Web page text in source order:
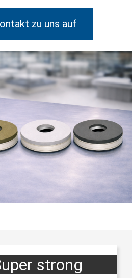
zu uns auf
strong